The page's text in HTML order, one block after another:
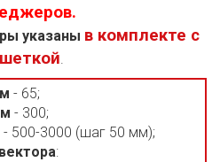
указаны в комплекте с
.
- 65;
- 300;
- 500-3000 (шаг 50 мм);
: